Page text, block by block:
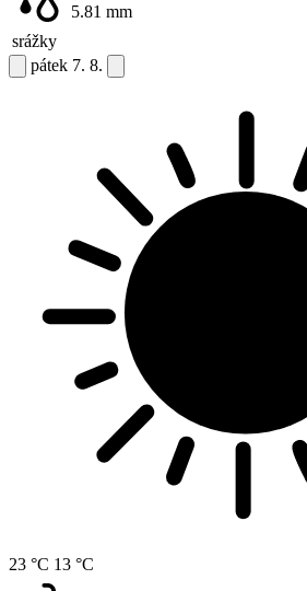
srážky
5.81 mm
pátek 7. 8.
23 °C 13 °C